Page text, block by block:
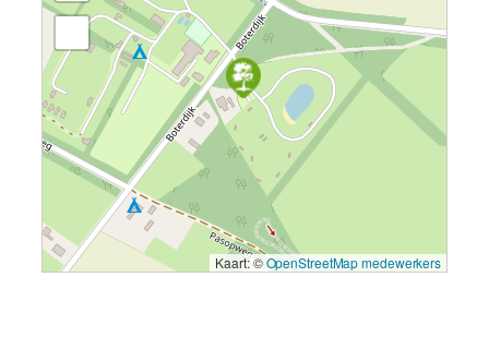
Kaart: ©OpenStreetMap medewerkers